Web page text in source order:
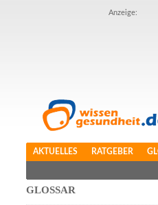
Anzeige:
AKTUELLES RATGEBER
GLOSSAR